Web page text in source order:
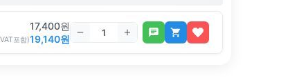
17,400원
포함)19,140원